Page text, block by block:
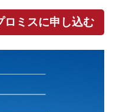
ロミスに申し込む